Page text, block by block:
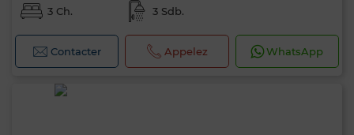
3 Ch. 3 Sdb.
Contacter Appelez WhatsApp